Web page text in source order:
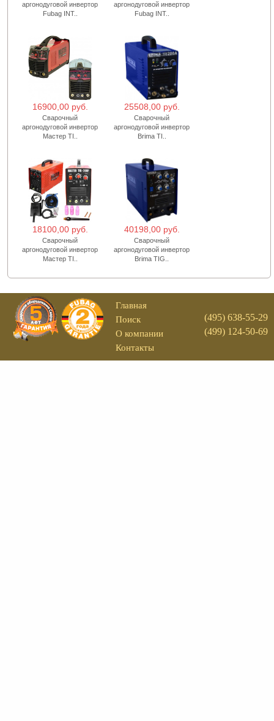
аргонодуговой инвертор
Fubag INT..
аргонодуговой инвертор
Fubag INT..
16900,00 руб.
Сварочный
аргонодуговой инвертор
Мастер TI..
25508,00 руб.
Сварочный
аргонодуговой инвертор
Brima TI..
18100,00 руб.
Сварочный
аргонодуговой инвертор
Мастер TI..
40198,00 руб.
Сварочный
аргонодуговой инвертор
Brima TIG..
Главная
Поиск
О компании
Контакты
(495) 638-55-29
(499) 124-50-69